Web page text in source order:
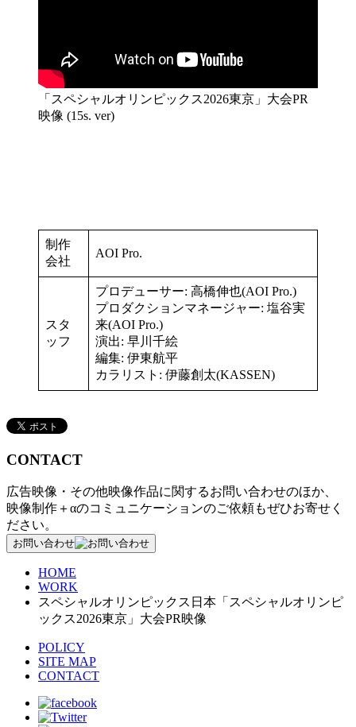
「スペシャルオリンピックス2026東京」大会PR
映像 (15s. ver)
制作
会社
AOI Pro.
スタ
ッフ
プロデューサー: 高橋伸也(AOI Pro.)
プロダクションマネージャー: 塩谷実
来(AOI Pro.)
演出: 早川千絵
編集: 伊東航平
カラリスト: 伊藤創太(KASSEN)
CONTACT
広告映像・その他映像作品に関するお問い合わせのほか、
映像制作＋αのコミュニケーションのご依頼もぜひお寄せく
ださい。
お問い合わせ
HOME
WORK
スペシャルオリンピックス日本「スペシャルオリンピ
ックス2026東京」大会PR映像
POLICY
SITE MAP
CONTACT